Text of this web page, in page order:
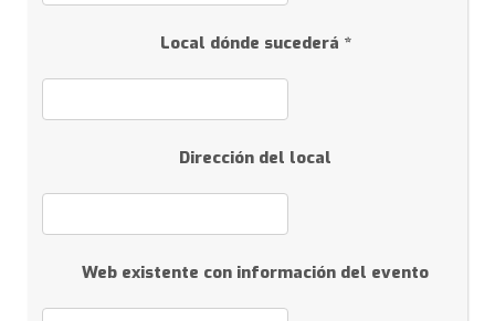
Local dónde sucederá *
Dirección del local
Web existente con información del evento